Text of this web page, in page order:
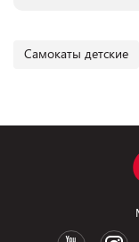
Самокаты детские